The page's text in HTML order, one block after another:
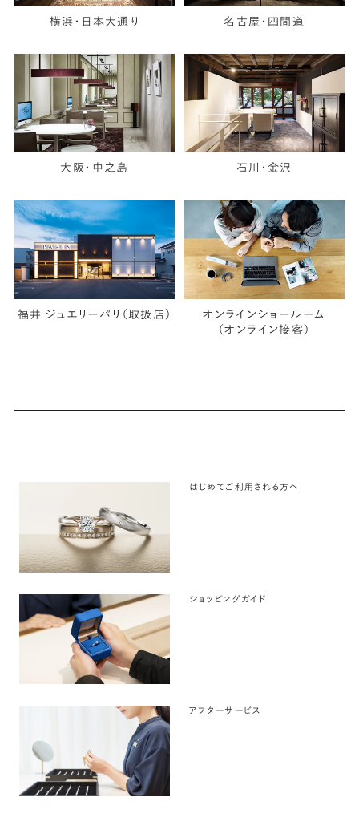
横浜・日本大通り 名古屋・四間道
大阪・中之島 石川・金沢
福井 ジュエリーパリ（取扱店）
オンラインショールーム
（オンライン接客）
はじめてご利用される方へ
ショッピングガイド
アフターサービス